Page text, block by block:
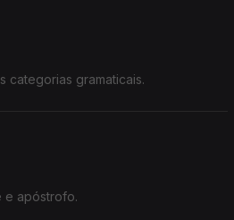
gramaticais.
e apóstrofo.